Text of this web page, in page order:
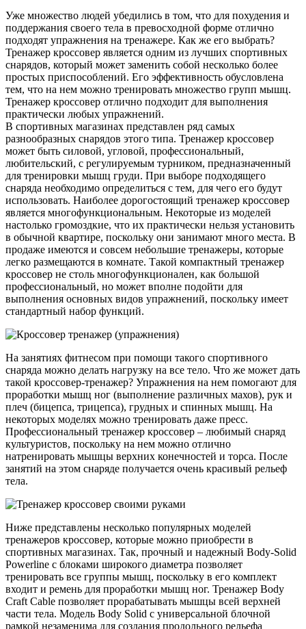
Уже множество людей убедились в том, что для похудения и
поддержания своего тела в превосходной форме отлично
подходят упражнения на тренажере. Как же его выбрать?
Тренажер кроссовер является одним из лучших спортивных
снарядов, который может заменить собой несколько более
простых приспособлений. Его эффективность обусловлена
тем, что на нем можно тренировать множество групп мышц.
Тренажер кроссовер отлично подходит для выполнения
практически любых упражнений.
В спортивных магазинах представлен ряд самых
разнообразных снарядов этого типа. Тренажер кроссовер
может быть силовой, угловой, профессиональный,
любительский, с регулируемым турником, предназначенный
для тренировки мышц груди. При выборе подходящего
снаряда необходимо определиться с тем, для чего его будут
использовать. Наиболее дорогостоящий тренажер кроссовер
является многофункциональным. Некоторые из моделей
настолько громоздкие, что их практически нельзя установить
в обычной квартире, поскольку они занимают много места. В
продаже имеются и совсем небольшие тренажеры, которые
легко размещаются в комнате. Такой компактный тренажер
кроссовер не столь многофункционален, как большой
профессиональный, но может вполне подойти для
выполнения основных видов упражнений, поскольку имеет
стандартный набор функций.
На занятиях фитнесом при помощи такого спортивного
снаряда можно делать нагрузку на все тело. Что же может дать
такой кроссовер-тренажер? Упражнения на нем помогают для
проработки мышц ног (выполнение различных махов), рук и
плеч (бицепса, трицепса), грудных и спинных мышц. На
некоторых моделях можно тренировать даже пресс.
Профессиональный тренажер кроссовер – любимый снаряд
культуристов, поскольку на нем можно отлично
натренировать мышцы верхних конечностей и торса. После
занятий на этом снаряде получается очень красивый рельеф
тела.
Ниже представлены несколько популярных моделей
тренажеров кроссовер, которые можно приобрести в
спортивных магазинах. Так, прочный и надежный Body-Solid
Powerline с блоками широкого диаметра позволяет
тренировать все группы мышц, поскольку в его комплект
входит и ремень для проработки мышц ног. Тренажер Body
Craft Cable позволяет прорабатывать мышцы всей верхней
части тела. Модель Body Solid с универсальной блочной
рамкой незаменима для создания продольного рельефа